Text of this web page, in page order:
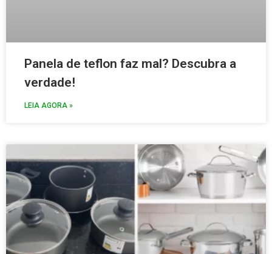
Panela de teflon faz mal? Descubra a
verdade!
LEIA AGORA »